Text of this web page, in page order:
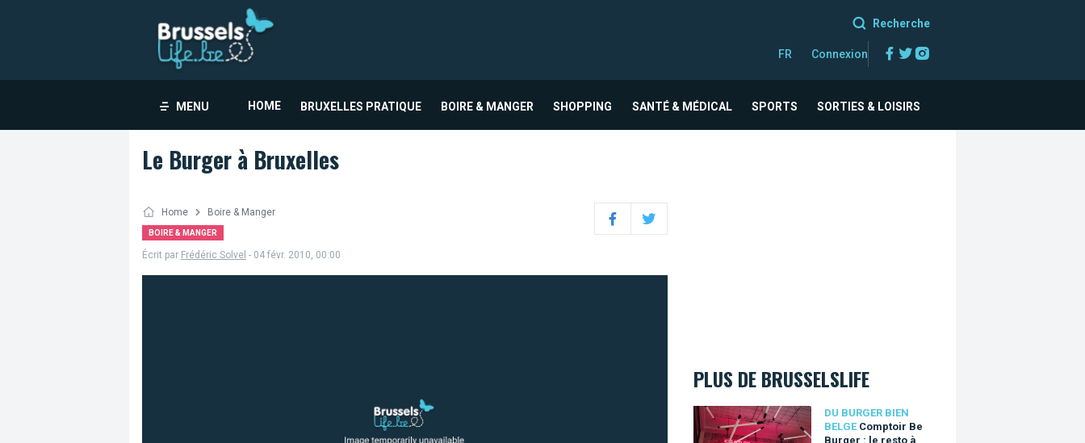
Recherche
FR Connexion Facebook
Twitter
MENU HOME BRUXELLES PRATIQUE BOIRE & MANGER SHOPPING SANTÉ & MÉDICAL SPORTS SORTIES & LOISIRS
Le Burger à Bruxelles
Home Boire & Manger
BOIRE & MANGER FacebookTwitter
Écrit par Frédéric Solvel - 04 févr. 2010, 00:00
PLUS DE BRUSSELSLIFE
DU BURGER BIEN
BELGE Comptoir Be
Burger : le resto à
Comptoir Be Burger : le resto à burgers le plus festif de la capitale !